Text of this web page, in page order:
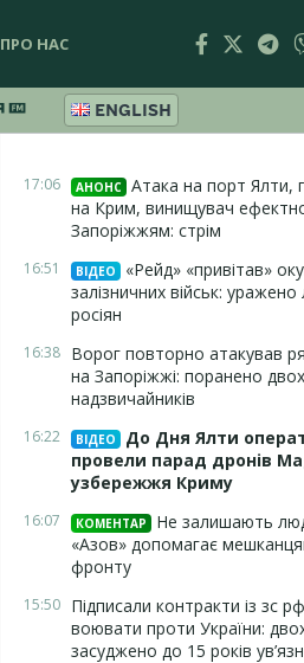
ПРО НАС
ENGLISH
17:06 АНОНС Атака на порт Ялти,
на Крим, винищувач
Запоріжжям: стрім
16:51 ВІДЕО
«Рейд» «привітав»
залізничних військ:
росіян
16:38 Ворог повторно атакував
на Запоріжжі: поранено двох
надзвичайників
16:22 ВІДЕО
До Дня Ялти
провели парад дронів
узбережжя Криму
16:07 КОМЕНТАР
Не залишають
«Азов» допомагає мешканцям
фронту
15:50 Підписали контракти із зс
воювати проти України:
засуджено до 15 років